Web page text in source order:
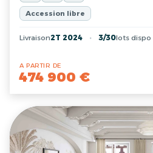
Accession libre
Livraison2T 2024 3/30lots dispo
A PARTIR DE
474 900 €